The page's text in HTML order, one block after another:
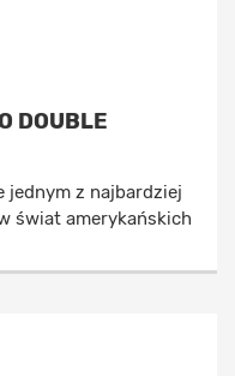
DOUBLE
jednym z najbardziej
świat amerykańskich